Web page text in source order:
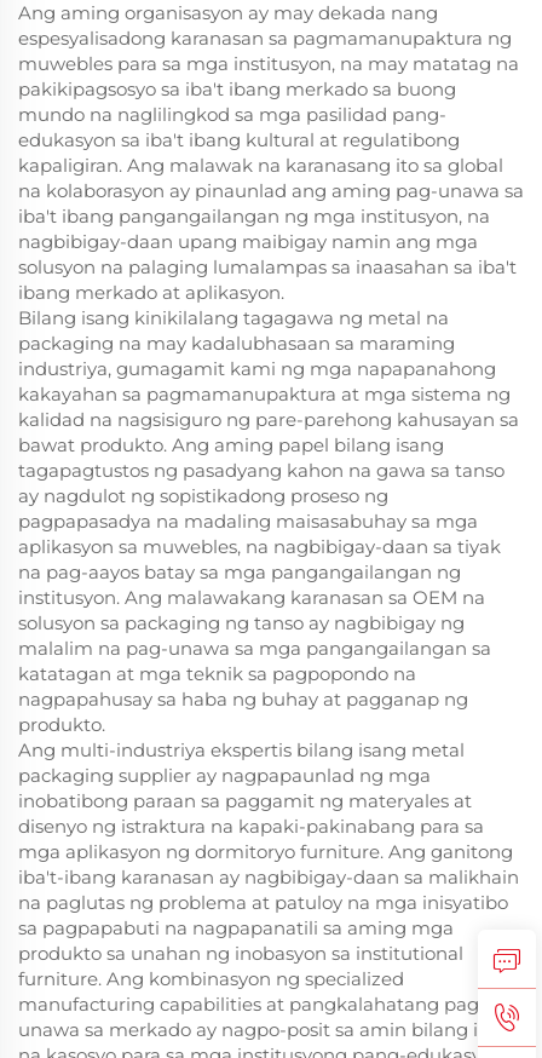
Ang aming organisasyon ay may dekada nang
espesyalisadong karanasan sa pagmamanupaktura ng
muwebles para sa mga institusyon, na may matatag na
pakikipagsosyo sa iba't ibang merkado sa buong
mundo na naglilingkod sa mga pasilidad pang-
edukasyon sa iba't ibang kultural at regulatibong
kapaligiran. Ang malawak na karanasang ito sa global
na kolaborasyon ay pinaunlad ang aming pag-unawa sa
iba't ibang pangangailangan ng mga institusyon, na
nagbibigay-daan upang maibigay namin ang mga
solusyon na palaging lumalampas sa inaasahan sa iba't
ibang merkado at aplikasyon.
Bilang isang kinikilalang tagagawa ng metal na
packaging na may kadalubhasaan sa maraming
industriya, gumagamit kami ng mga napapanahong
kakayahan sa pagmamanupaktura at mga sistema ng
kalidad na nagsisiguro ng pare-parehong kahusayan sa
bawat produkto. Ang aming papel bilang isang
tagapagtustos ng pasadyang kahon na gawa sa tanso
ay nagdulot ng sopistikadong proseso ng
pagpapasadya na madaling maisasabuhay sa mga
aplikasyon sa muwebles, na nagbibigay-daan sa tiyak
na pag-aayos batay sa mga pangangailangan ng
institusyon. Ang malawakang karanasan sa OEM na
solusyon sa packaging ng tanso ay nagbibigay ng
malalim na pag-unawa sa mga pangangailangan sa
katatagan at mga teknik sa pagpopondo na
nagpapahusay sa haba ng buhay at pagganap ng
produkto.
Ang multi-industriya ekspertis bilang isang metal
packaging supplier ay nagpapaunlad ng mga
inobatibong paraan sa paggamit ng materyales at
disenyo ng istraktura na kapaki-pakinabang para sa
mga aplikasyon ng dormitoryo furniture. Ang ganitong
iba't-ibang karanasan ay nagbibigay-daan sa malikhain
na paglutas ng problema at patuloy na mga inisyatibo
sa pagpapabuti na nagpapanatili sa aming mga
produkto sa unahan ng inobasyon sa institutional
furniture. Ang kombinasyon ng specialized
manufacturing capabilities at pangkalahatang pag-
unawa sa merkado ay nagpo-posit sa amin bilang ideal